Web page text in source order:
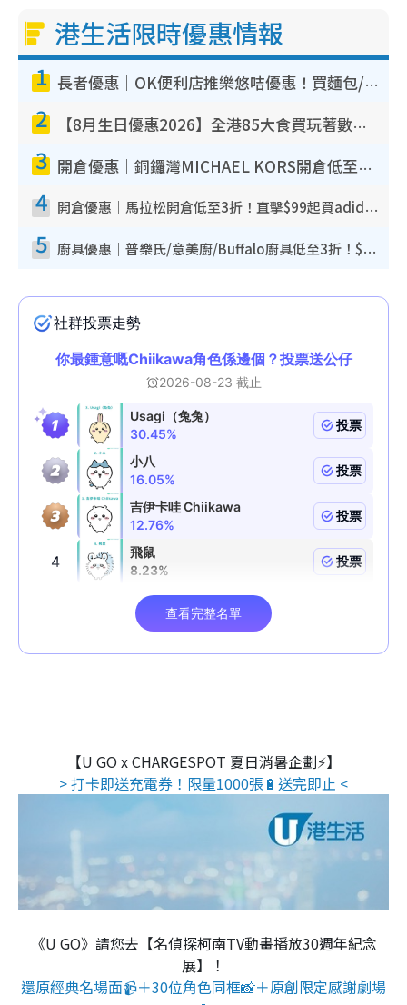
港生活限時優惠情報
1 長者優惠｜OK便利店推樂悠咭優惠！買麵包/牛奶/保健品拍卡即減
2 【8月生日優惠2026】全港85大食買玩著數攻略 自助餐/火鍋放題同行免費＋誠品/DONKI送現金券
3 開倉優惠｜銅鑼灣MICHAEL KORS開倉低至17折！直擊$500起買手袋/銀包/鞋款 必買經典Jet Set系列
4 開倉優惠｜馬拉松開倉低至3折！直擊$99起買adidas／New Balance／Puma鞋款 STANLEY保溫杯劈價至$119起
5 廚具優惠｜普樂氏/意美廚/Buffalo廚具低至3折！$89起買煎鍋／炒鑊／個人鍋 同場小家電激減至$99起
【U GO x CHARGESPOT 夏日消暑企劃⚡】
> 打卡即送充電券！限量1000張🔋送完即止 <
《U GO》請您去【名偵探柯南TV動畫播放30週年紀念
展】！
還原經典名場面📹＋30位角色同框📸＋原創限定感謝劇場